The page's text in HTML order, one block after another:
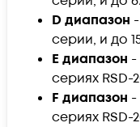
D диапазон
серии, и до
E диапазон -
сериях RSD-
F диапазон -
сериях RSD-